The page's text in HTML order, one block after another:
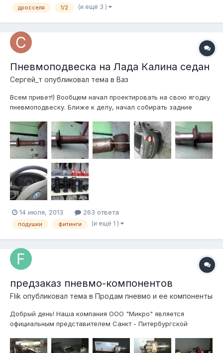
дросселя 1/2 (и ещё 3 )
Пневмоподвеска на Лада Калина седан
Сергей_т опубликовал тема в Ваз
Всем привет!) Вообщем начал проектировать на свою ягодку
пневмоподвеску. Ближе к делу, начал собирать задние
должно все встать в норме, но пугает один факт что подушка
будет тереть об колесо, так что делать? ставить рукава или
все таки бубли...
14 июля, 2013 263 ответа
подушки фитинги (и ещё 1 )
предзаказ пневмо-компонентов
Flik опубликовал тема в Продам пневмо и ее компоненты
Добрый день! Наша компания ООО "Микро" является
официальным представителем Санкт - Питербургской
пневмооборудование является взаимозаменяемым с